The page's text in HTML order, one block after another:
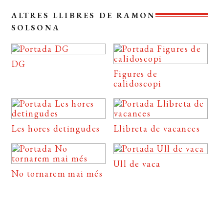
ALTRES LLIBRES DE RAMON
SOLSONA
DG
Figures de
calidoscopi
Les hores detingudes Llibreta de vacances
No tornarem mai més
Ull de vaca